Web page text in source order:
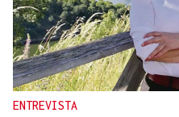
CANEDO
Un herido en la colisión
entrada a las termas de
ENTREVISTA